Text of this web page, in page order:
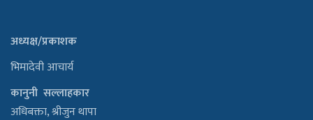
अध्यक्ष/प्रकाशक
भिमादेवी आचार्य
कानुनी सल्लाहकार
अधिबक्ता, श्रीजुन थापा